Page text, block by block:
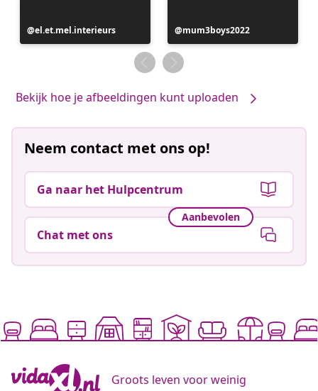
Bericht
gepubliceerd
el.et.mel.interieurs
Bericht
gepubliceerd
door
mum3boys2022
Bekijk hoe je afbeeldingen kunt uploaden
Neem contact met ons op!
Ga naar het Hulpcentrum
Aanbevolen
Chat met ons
Groots leven voor weinig